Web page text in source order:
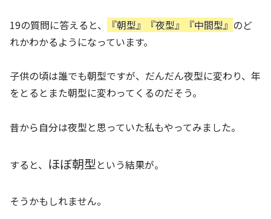
19の質問に答えると、 『朝型』『夜型』『中間型』 のど
れかわかるようになっています。
子供の頃は誰でも朝型ですが、だんだん夜型に変わり、年
をとるとまた朝型に変わってくるのだそう。
昔から自分は夜型と思っていた私もやってみました。
すると、 ほぼ朝型という結果が。
そうかもしれません。